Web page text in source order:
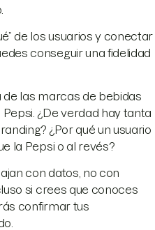
de los usuarios y conectar
conseguir una fidelidad
de las marcas de bebidas
¿De verdad hay tanta
¿Por qué un usuario
la Pepsi o al revés?
con datos, no con
si crees que conoces
confirmar tus